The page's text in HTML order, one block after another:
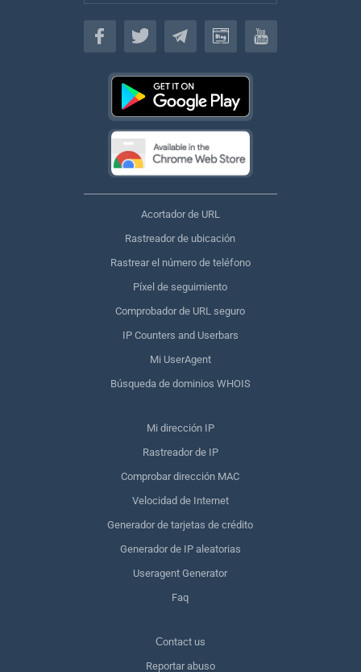
Español
Acortador de URL
Rastreador de ubicación
Rastrear el número de teléfono
Píxel de seguimiento
Comprobador de URL seguro
IP Counters and Userbars
Mi UserAgent
Búsqueda de dominios WHOIS
Mi dirección IP
Rastreador de IP
Comprobar dirección MAC
Velocidad de Internet
Generador de tarjetas de crédito
Generador de IP aleatorias
Useragent Generator
Faq
Сontact us
Reportar abuso